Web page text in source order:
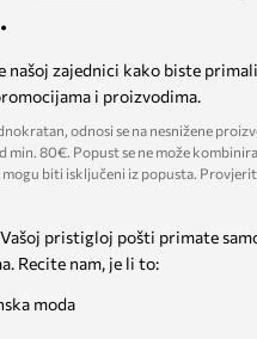
našoj zajednici kako biste
i proizvodima.
odnosi se na nesnižene
min. 80€. Popust se ne može
biti isključeni iz popusta.
pristigloj pošti primate
Recite nam, je li to:
moda